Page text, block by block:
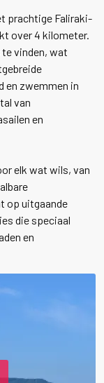
prachtige Faliraki-
over 4 kilometer.
vinden, wat
en zwemmen in
van
en
elk wat wils, van
op uitgaande
die speciaal
en